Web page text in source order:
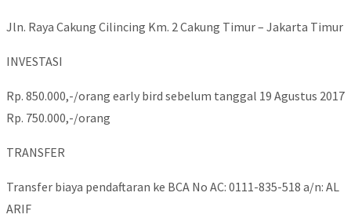
Jln. Raya Cakung Cilincing Km. 2 Cakung Timur – Jakarta Timur
INVESTASI
Rp. 850.000,-/orang early bird sebelum tanggal 19 Agustus 2017
Rp. 750.000,-/orang
TRANSFER
Transfer biaya pendaftaran ke BCA No AC: 0111-835-518 a/n: AL
ARIF